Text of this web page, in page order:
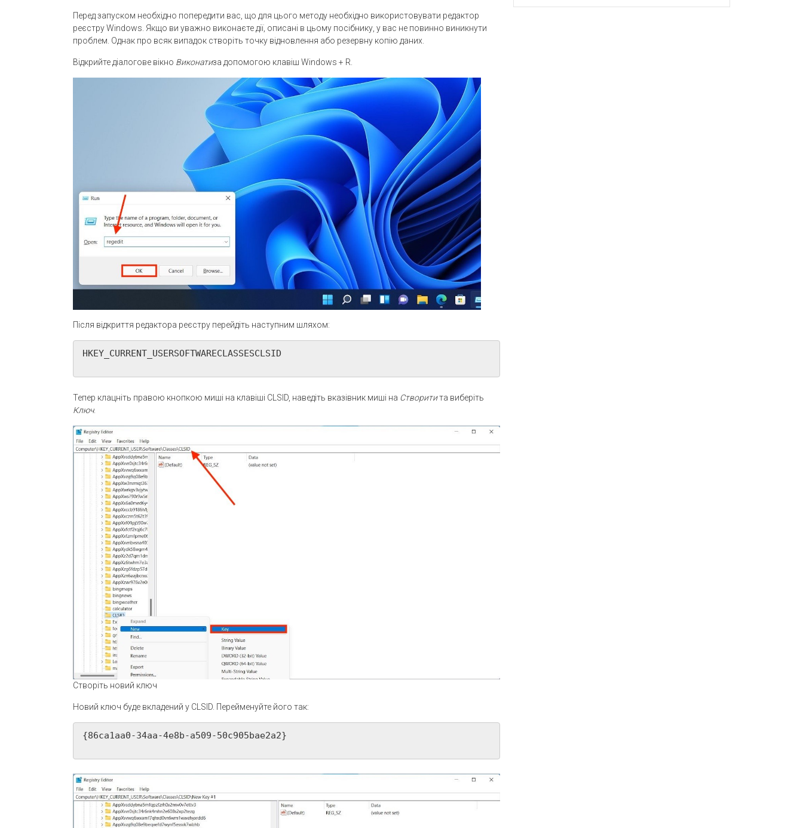
Перед запуском необхідно попередити вас, що для цього методу необхідно використовувати редактор
реєстру Windows. Якщо ви уважно виконаєте дії, описані в цьому посібнику, у вас не повинно виникнути
проблем. Однак про всяк випадок створіть точку відновлення або резервну копію даних.
Відкрийте діалогове вікно Виконатиза допомогою клавіш Windows + R.
Після відкриття редактора реєстру перейдіть наступним шляхом:
HKEY_CURRENT_USERSOFTWARECLASSESCLSID
Тепер клацніть правою кнопкою миші на клавіші CLSID, наведіть вказівник миші на Створитита виберіть
Ключ.
Створіть новий ключ
Новий ключ буде вкладений у CLSID. Перейменуйте його так:
{86ca1aa0-34aa-4e8b-a509-50c905bae2a2}